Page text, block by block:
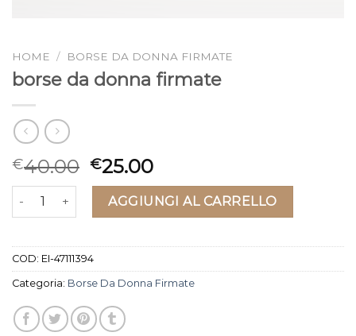
HOME / BORSE DA DONNA FIRMATE
borse da donna firmate
€40.00 €25.00
borse da donna firmate quantità
AGGIUNGI AL CARRELLO
COD: EI-47111394
Categoria: Borse Da Donna Firmate